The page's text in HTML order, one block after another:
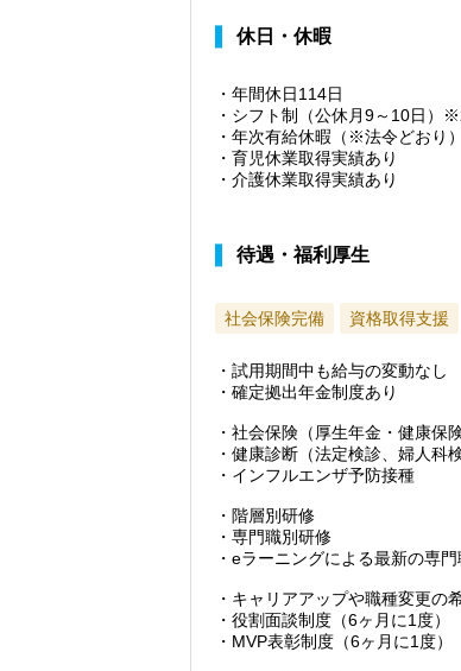
休日・休暇
・年間休日114日
・シフト制（公休月9～10日）
・年次有給休暇（※法令どおり）
・育児休業取得実績あり
・介護休業取得実績あり
待遇・福利厚生
社会保険完備 資格取得支援
・試用期間中も給与の変動なし
・確定拠出年金制度あり
・社会保険（厚生年金・健康保
・健康診断（法定検診、婦人科
・インフルエンザ予防接種
・階層別研修
・専門職別研修
・eラーニングによる最新の専
・キャリアアップや職種変更の
・役割面談制度（6ヶ月に1度）
・MVP表彰制度（6ヶ月に1度）